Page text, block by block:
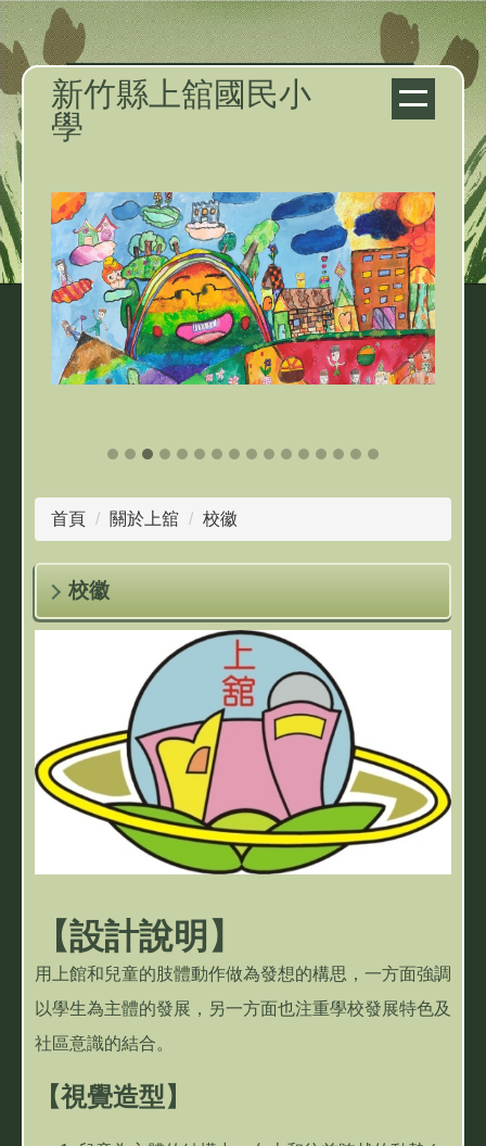
跳
到
主
要
內
容
區
新竹縣上舘國民小
學
首頁 關於上舘 校徽
校徽
【設計說明】
用上館和兒童的肢體動作做為發想的構思，一方面強調
以學生為主體的發展，另一方面也注重學校發展特色及
社區意識的結合。
【視覺造型】